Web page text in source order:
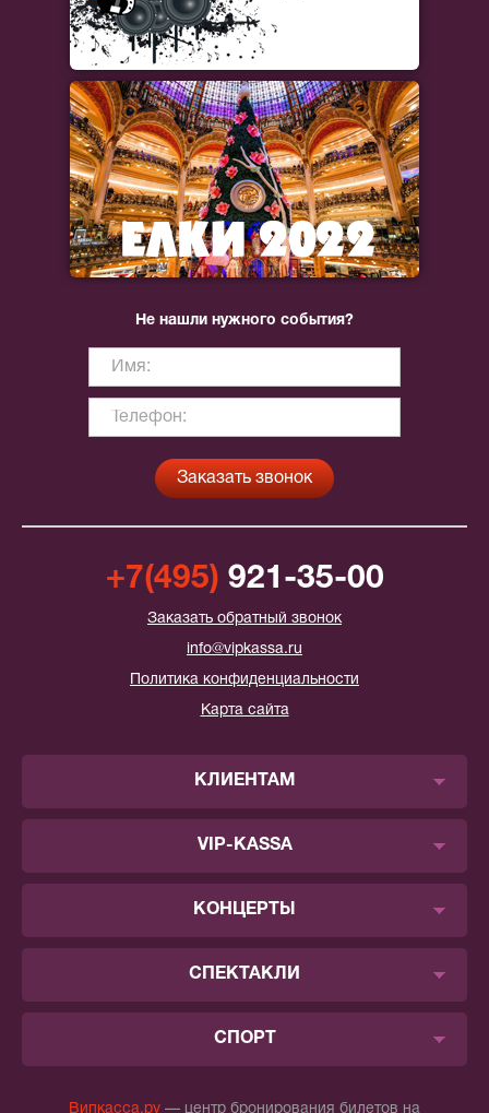
Не нашли нужного события?
+7(495) 921-35-00
Заказать обратный звонок
info@vipkassa.ru
Политика конфиденциальности
Карта сайта
КЛИЕНТАМ
VIP-KASSA
КОНЦЕРТЫ
СПЕКТАКЛИ
СПОРТ
Випкасса.ру — центр бронирования билетов на